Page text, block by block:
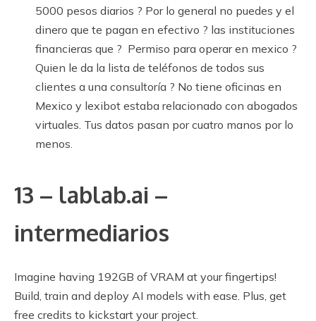
5000 pesos diarios ? Por lo general no puedes y el
dinero que te pagan en efectivo ? las instituciones
financieras que ? Permiso para operar en mexico ?
Quien le da la lista de teléfonos de todos sus
clientes a una consultoría ? No tiene oficinas en
Mexico y lexibot estaba relacionado con abogados
virtuales. Tus datos pasan por cuatro manos por lo
menos.
13 – lablab.ai –
intermediarios
Imagine having 192GB of VRAM at your fingertips!
Build, train and deploy AI models with ease. Plus, get
free credits to kickstart your project.